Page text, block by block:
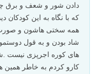
دادن شور و شعف و برق
که با نگاه به این
همه سختی هاشون و
شاد بودن و به قول
های کوره اجرپزی نیست
کارو کردم به خاطر